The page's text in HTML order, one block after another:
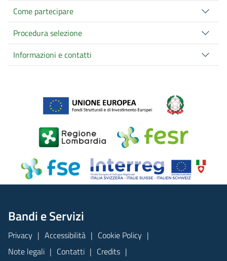
Come partecipare
Procedura selezione
Informazioni e contatti
Bandi e Servizi
Privacy Accessibilità
Cookie Policy
Note legali
Contatti Credits